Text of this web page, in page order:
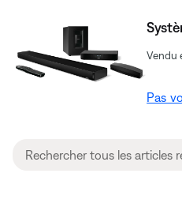
Vendu
Pas